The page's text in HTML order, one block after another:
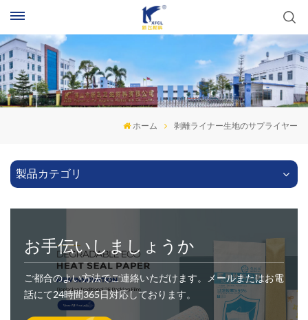
ホーム 剥離ライナー生地のサプライヤー
製品カテゴリ
お手伝いしましょうか
ご都合のよい方法でご連絡いただけます。メールまたはお電
話にて24時間365日対応しております。